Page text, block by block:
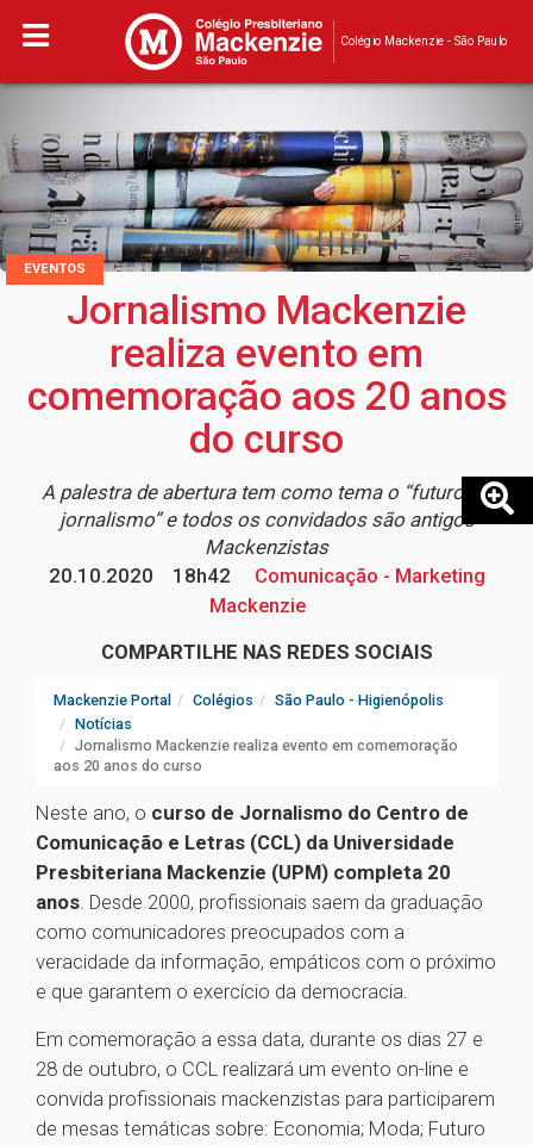
Colégio Mackenzie - São Paulo
EVENTOS
Jornalismo Mackenzie
realiza evento em
comemoração aos 20 anos
do curso
A palestra de abertura tem como tema o “futuro do
jornalismo” e todos os convidados são antigos
Mackenzistas
20.10.2020
18h42
Comunicação - Marketing
Mackenzie
COMPARTILHE NAS REDES SOCIAIS
Mackenzie Portal Colégios
São Paulo - Higienópolis
Notícias
Jornalismo Mackenzie realiza evento em comemoração
aos 20 anos do curso
Neste ano, o curso de Jornalismo do Centro de
Comunicação e Letras (CCL) da Universidade
Presbiteriana Mackenzie (UPM) completa 20
anos. Desde 2000, profissionais saem da graduação
como comunicadores preocupados com a
veracidade da informação, empáticos com o próximo
e que garantem o exercício da democracia.
Em comemoração a essa data, durante os dias 27 e
28 de outubro, o CCL realizará um evento on-line e
convida profissionais mackenzistas para participarem
de mesas temáticas sobre: Economia; Moda; Futuro